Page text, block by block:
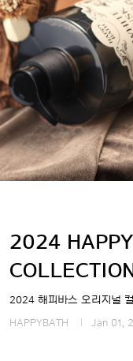
2024
2024 해피바스 오리지널
HAPPYBATH Jan 01,